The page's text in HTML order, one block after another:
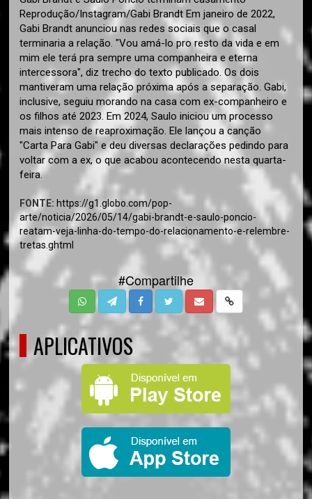
Reprodução/Instagram/Gabi Brandt Em janeiro de 2022,
Gabi Brandt anunciou nas redes sociais que o casal
terminaria a relação. "Vou amá-lo pro resto da vida e em
mim ele terá pra sempre uma companheira e eterna
intercessora", diz trecho do texto publicado. Os dois
mantiveram uma relação próxima após a separação. Gabi,
inclusive, seguiu morando na casa com ex-companheiro e
os filhos até 2023. Em 2024, Saulo iniciou um processo
mais intenso de reaproximação. Ele lançou a canção
"Carta Para Gabi" e deu diversas declarações pedindo para
voltar com a ex, o que acabou acontecendo nesta quarta-
feira.
FONTE: https://g1.globo.com/pop-
arte/noticia/2026/05/14/gabi-brandt-e-saulo-poncio-
reatam-veja-linha-do-tempo-do-relacionamento-e-relembre-
tretas.ghtml
#Compartilhe
APLICATIVOS